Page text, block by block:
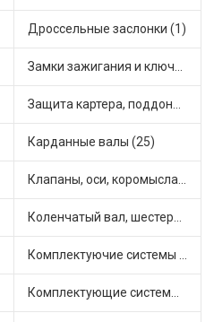
Дроссельные заслонки (1)
Замки зажигания и ключи (11)
Защита картера, поддона, КПП (3)
Карданные валы (25)
Клапаны, оси, коромысла (14)
Коленчатый вал, шестерни коленчатого вала (9)
Комплектуючие системы стеклоочистителя (9)
Комплектующие системы отопления (25)